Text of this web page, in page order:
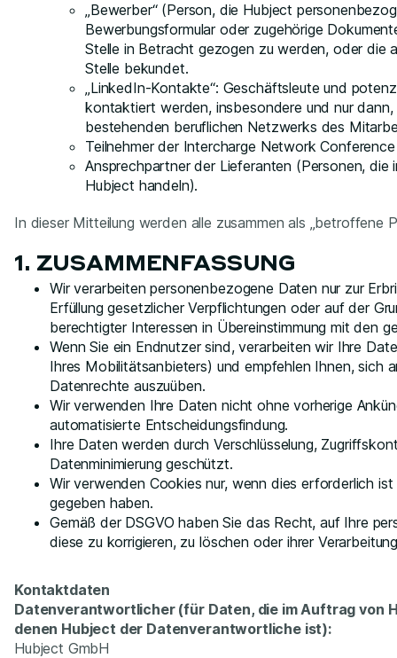
„Bewerber“ (Person, die Hubject
Bewerbungsformular oder zugehörige
Stelle in Betracht gezogen zu werden, oder die
Stelle bekundet.
„LinkedIn-Kontakte“: Geschäftsleute und
kontaktiert werden, insbesondere und nur
bestehenden beruflichen Netzwerks des
Teilnehmer der Intercharge Network
Ansprechpartner der Lieferanten (Personen,
Hubject handeln).
In dieser Mitteilung werden alle zusammen als „betroffene
1. ZUSAMMENFASSUNG
Wir verarbeiten personenbezogene Daten nur zur
Erfüllung gesetzlicher Verpflichtungen oder auf der
berechtigter Interessen in Übereinstimmung mit den
Wenn Sie ein Endnutzer sind, verarbeiten wir Ihre
Ihres Mobilitätsanbieters) und empfehlen Ihnen, sich
Datenrechte auszuüben.
Wir verwenden Ihre Daten nicht ohne vorherige
automatisierte Entscheidungsfindung.
Ihre Daten werden durch Verschlüsselung,
Datenminimierung geschützt.
Wir verwenden Cookies nur, wenn dies erforderlich
gegeben haben.
Gemäß der DSGVO haben Sie das Recht, auf Ihre
diese zu korrigieren, zu löschen oder ihrer
Kontaktdaten
Datenverantwortlicher (für Daten, die im Auftrag von
denen Hubject der Datenverantwortliche ist):
Hubject GmbH